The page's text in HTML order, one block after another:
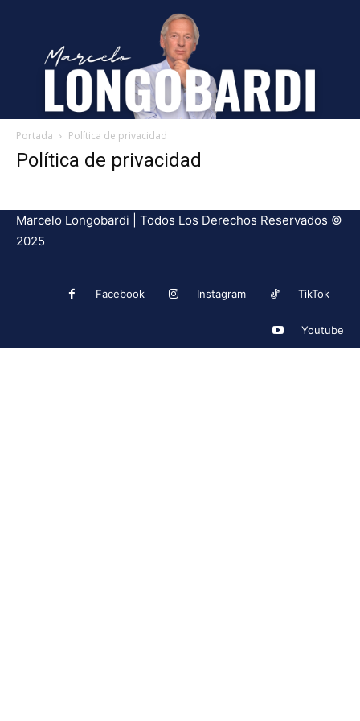
Portada Política de privacidad
Política de privacidad
Marcelo Longobardi | Todos Los Derechos Reservados ©
2025
Facebook Instagram TikTok
Youtube